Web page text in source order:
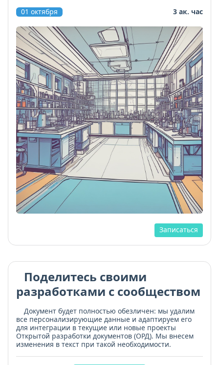
01 октября 3 ак. час
Записаться
Поделитесь своими
разработками с сообществом
Документ будет полностью обезличен: мы удалим
все персонализирующие данные и адаптируем его
для интеграции в текущие или новые проекты
Открытой разработки документов (ОРД). Мы внесем
изменения в текст при такой необходимости.